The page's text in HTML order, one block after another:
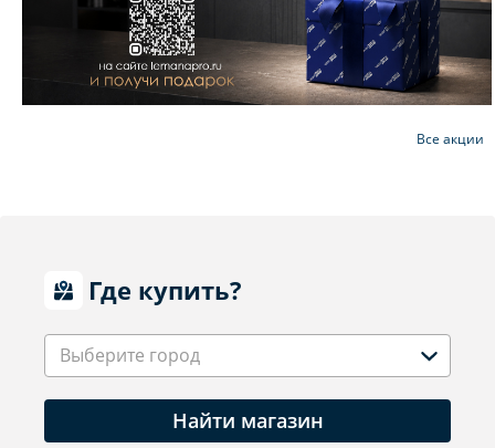
Все акции
Где купить?
Выберите город
Найти магазин